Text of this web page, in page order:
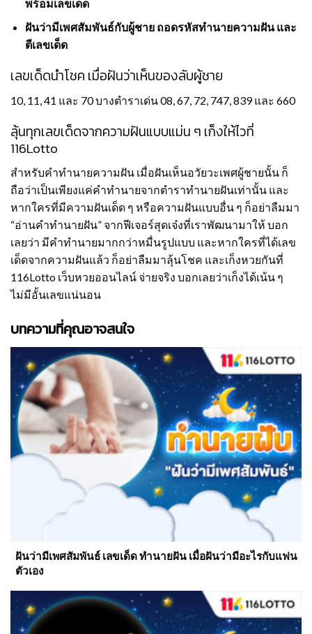
พร้อมเลขเด็ด
ฝันว่ามีเพศสัมพันธ์กับผู้ชาย ถอดรหัสทำนายความฝัน และ
ตีเลขเด็ด
เลขเด็ดนำโชค เมื่อฝันว่าเห็นของลับผู้ชาย
10, 11, 41 และ 70 บางตำราเด่น 08, 67, 72, 747, 839 และ 660
ลุ้นทุกเลขเด็ดจากความฝันแบบแม่น ๆ เก็งให้ไวที่
116Lotto
สำหรับคำทำนายความฝัน เมื่อฝันเห็นอวัยวะเพศผู้ชายนั้น ก็
ถือว่าเป็นเพียงแค่คำทำนายจากตำราทำนายฝันเท่านั้น และ
หากใครที่มีความฝันเด็ด ๆ หรือความฝันแบบอื่น ๆ ก็อย่าลืมมา
“อ่านคำทำนายฝัน” จากฟีเจอร์สุดเจ๋งที่เราพัฒนามาให้ บอก
เลยว่า มีคำทำนายมากกว่าหมื่นรูปแบบ และหากใครที่ได้เลข
เด็ดจากความฝันแล้ว ก็อย่าลืมมาลุ้นโชค และเก็งหวยกันที่
116Lotto เว็บหวยออนไลน์ จ่ายจริง บอกเลยว่าเก็งได้เน้น ๆ
ไม่มีอั้นเลขแน่นอน
บทความที่คุณอาจสนใจ
ฝันว่ามีเพศสัมพันธ์ เลขเด็ด ทำนายฝัน เมื่อฝันว่ามีอะไรกับแฟน
ตัวเอง